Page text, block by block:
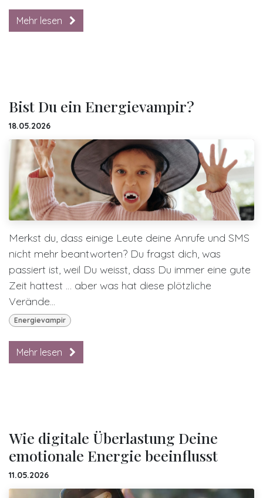
Mehr lesen
Bist Du ein Energievampir?
18.05.2026
Merkst du, dass einige Leute deine Anrufe und SMS
nicht mehr beantworten? Du fragst dich, was
passiert ist, weil Du weisst, dass Du immer eine gute
Zeit hattest … aber was hat diese plötzliche
Verände...
Energievampir
Mehr lesen
Wie digitale Überlastung Deine
emotionale Energie beeinflusst
11.05.2026